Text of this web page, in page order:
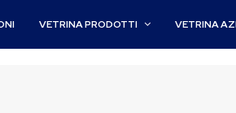
VETRINA PRODOTTI VETRINA